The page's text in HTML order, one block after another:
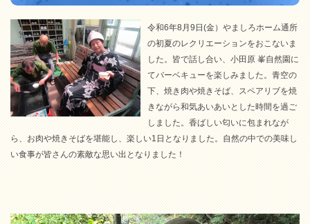
令和6年8月9日(金）やましろホーム通所
の初夏のレクリエーションをおこないま
した。皆で話し合い、小田原 峯自然園に
てバーベキューを楽しみました。青空の
下、焼き肉や焼きそば、スペアリブを焼
きながら和気あいあいとした時間を過ご
しました。香ばしい匂いに包まれなが
ら、お肉や焼きそばを堪能し、楽しい1日となりました。自然の中での美味し
い食事が皆さんの素敵な思い出となりました！